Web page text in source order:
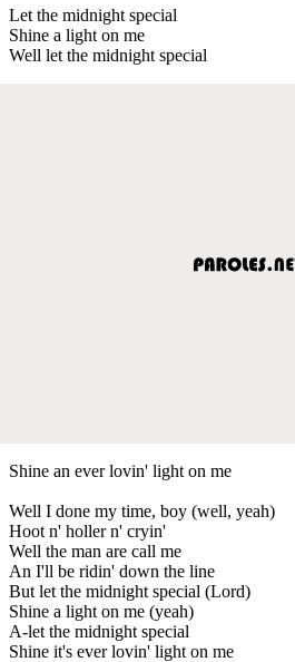
Let the midnight special
Shine a light on me
Well let the midnight special
Shine an ever lovin' light on me
Well I done my time, boy (well, yeah)
Hoot n' holler n' cryin'
Well the man are call me
An I'll be ridin' down the line
But let the midnight special (Lord)
Shine a light on me (yeah)
A-let the midnight special
Shine it's ever lovin' light on me